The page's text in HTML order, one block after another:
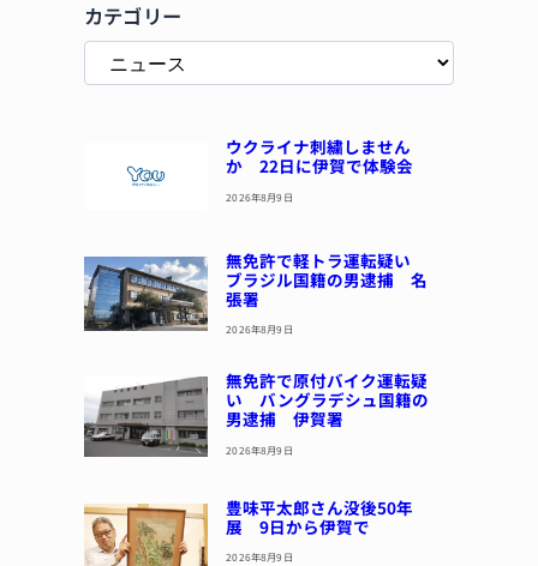
カテゴリー
ウクライナ刺繍しません
か 22日に伊賀で体験会
2026年8月9日
無免許で軽トラ運転疑い
ブラジル国籍の男逮捕 名
張署
2026年8月9日
無免許で原付バイク運転疑
い バングラデシュ国籍の
男逮捕 伊賀署
2026年8月9日
豊味平太郎さん没後50年
展 9日から伊賀で
2026年8月9日